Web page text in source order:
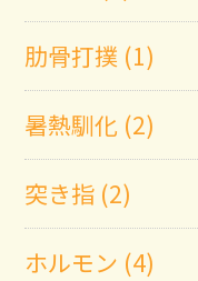
肋骨打撲 (1)
暑熱馴化 (2)
突き指 (2)
ホルモン (4)